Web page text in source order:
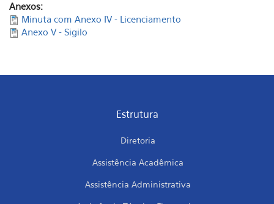
Anexos:
Minuta com Anexo IV - Licenciamento
Anexo V - Sigilo
Estrutura
Diretoria
Assistência Acadêmica
Assistência Administrativa